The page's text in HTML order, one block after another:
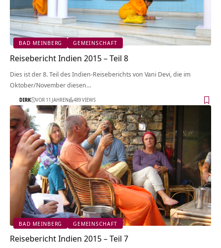
BAD MEINBERG GEMEINSCHAFT
Reisebericht Indien 2015 – Teil 8
Dies ist der 8. Teil des Indien-Reiseberichts von Vani Devi, die im
Oktober/November diesen…
DIRK VOR 11 JAHREN 489 VIEWS
BAD MEINBERG GEMEINSCHAFT
Reisebericht Indien 2015 – Teil 7